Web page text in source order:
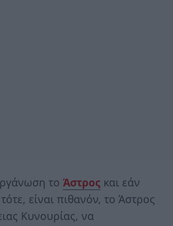
το Άστρος και εάν
είναι πιθανόν, το Άστρος
Κυνουρίας, να